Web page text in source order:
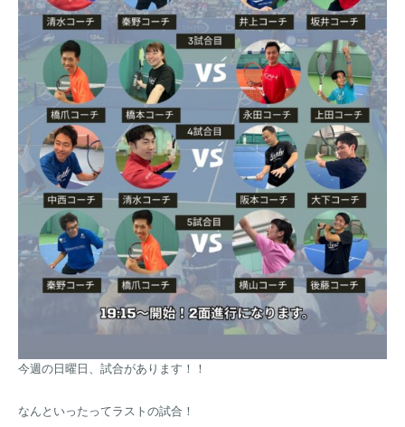
今週の日曜日、試合があります！！
なんといったってラストの試合！